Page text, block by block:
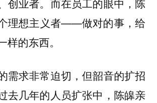
创业者。而在员工的眼中，陈
理想主义者——做对的事，给
样的东西。
需求非常迫切，但韶音的扩招
去几年的人员扩张中，陈皞亲